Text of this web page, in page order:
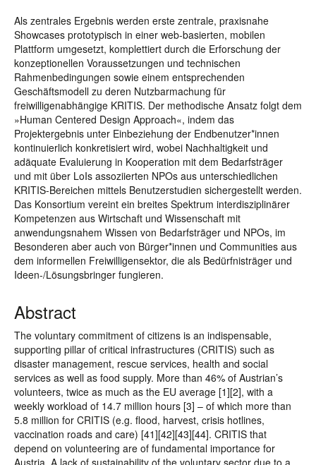
Als zentrales Ergebnis werden erste zentrale, praxisnahe
Showcases prototypisch in einer web-basierten, mobilen
Plattform umgesetzt, komplettiert durch die Erforschung der
konzeptionellen Voraussetzungen und technischen
Rahmenbedingungen sowie einem entsprechenden
Geschäftsmodell zu deren Nutzbarmachung für
freiwilligenabhängige KRITIS. Der methodische Ansatz folgt dem
»Human Centered Design Approach«, indem das
Projektergebnis unter Einbeziehung der Endbenutzer*innen
kontinuierlich konkretisiert wird, wobei Nachhaltigkeit und
adäquate Evaluierung in Kooperation mit dem Bedarfsträger
und mit über LoIs assoziierten NPOs aus unterschiedlichen
KRITIS-Bereichen mittels Benutzerstudien sichergestellt werden.
Das Konsortium vereint ein breites Spektrum interdisziplinärer
Kompetenzen aus Wirtschaft und Wissenschaft mit
anwendungsnahem Wissen von Bedarfsträger und NPOs, im
Besonderen aber auch von Bürger*innen und Communities aus
dem informellen Freiwilligensektor, die als Bedürfnisträger und
Ideen-/Lösungsbringer fungieren.
Abstract
The voluntary commitment of citizens is an indispensable,
supporting pillar of critical infrastructures (CRITIS) such as
disaster management, rescue services, health and social
services as well as food supply. More than 46% of Austrian’s
volunteers, twice as much as the EU average [1][2], with a
weekly workload of 14.7 million hours [3] – of which more than
5.8 million for CRITIS (e.g. flood, harvest, crisis hotlines,
vaccination roads and care) [41][42][43][44]. CRITIS that
depend on volunteering are of fundamental importance for
Austria. A lack of sustainability of the voluntary sector due to a